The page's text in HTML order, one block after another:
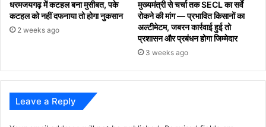
धरमजयगढ़ में कटहल बना मुसीबत, पके
कटहल को नहीं दफनाया तो होगा नुकसान
2 weeks ago
मुख्यमंत्री से चर्चा तक SECL का सर्वे
रोकने की मांग — प्रभावित किसानों का
अल्टीमेटम, जबरन कार्रवाई हुई तो
प्रशासन और प्रबंधन होगा जिम्मेदार
3 weeks ago
Leave a Reply